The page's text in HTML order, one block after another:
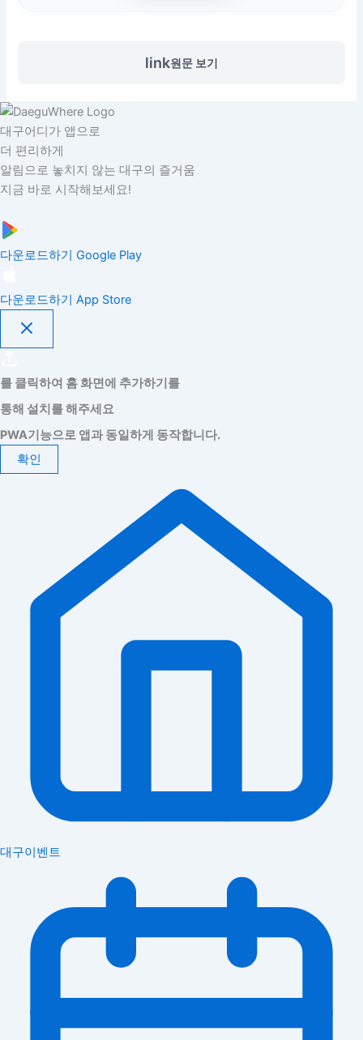
link원문 보기
대구어디가 앱으로
더 편리하게
알림으로 놓치지 않는 대구의 즐거움
지금 바로 시작해보세요!
다운로드하기 Google Play
다운로드하기 App Store
를 클릭하여 홈 화면에 추가하기를
통해 설치를 해주세요
PWA기능으로 앱과 동일하게 동작합니다.
확인
대구이벤트